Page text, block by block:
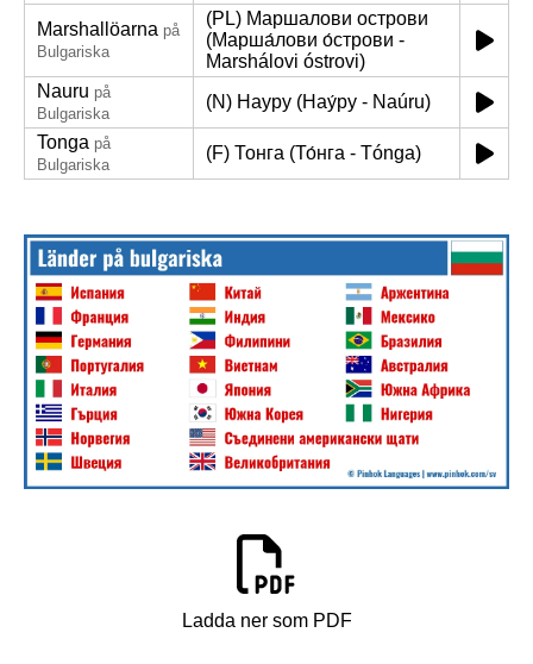
Marshallöarna på
Bulgariska
(PL) Маршалови острови
(Марша́лови о́строви -
Marshálovi óstrovi)
Nauru på
Bulgariska
(N) Науру (Нау́ру - Naúru)
Tonga på
Bulgariska
(F) Тонга (То́нга - Tónga)
Ladda ner som PDF